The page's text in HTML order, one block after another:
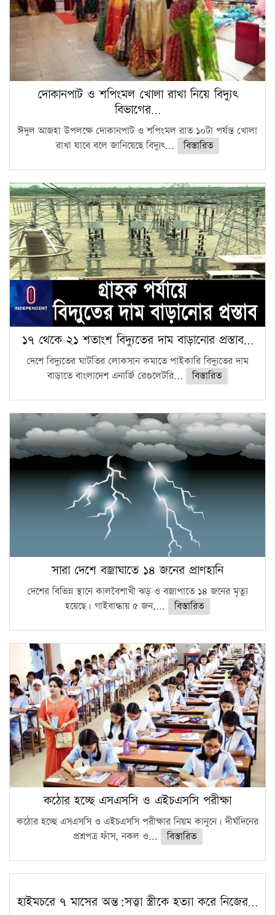
দোকানপাট ও শপিংমল খোলা রাখা নিয়ে বিদ্যুৎ
বিভাগের…
ঈদুল আজহা উপলক্ষে দোকানপাট ও শপিংমল রাত ১০টা পর্যন্ত খোলা
রাখা যাবে বলে জানিয়েছে বিদ্যুৎ...
বিস্তারিত
১৭ থেকে ২১ শতাংশ বিদ্যুতের দাম বাড়ানোর প্রস্তাব…
দেশে বিদ্যুতের ঘাটতির লোকসান কমাতে পাইকারি বিদ্যুতের দাম
বাড়াতে বাংলাদেশ এনার্জি রেগুলেটরি...
বিস্তারিত
সারা দেশে বজ্রাঘাতে ১৪ জনের প্রাণহানি
দেশের বিভিন্ন স্থানে কালবৈশাখী ঝড় ও বজ্রাপাতে ১৪ জনের মৃত্যু
হয়েছে। গাইবান্ধায় ৫ জন,...
বিস্তারিত
কঠোর হচ্ছে এসএসসি ও এইচএসসি পরীক্ষা
কঠোর হচ্ছে এসএসসি ও এইচএসসি পরীক্ষার নিয়ম কানুনে। দীর্ঘদিনের
প্রশ্নপত্র ফাঁস, নকল ও...
বিস্তারিত
হাইমচরে ৭ মাসের অন্ত:সত্ত্বা স্ত্রীকে হত্যা করে নিজের…